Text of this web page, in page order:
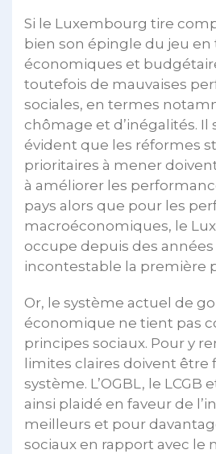
Si le Luxembourg tire
bien son épingle du jeu en
économiques et
toutefois de mauvaises
sociales, en termes
chômage et d’inégalités. Il
évident que les réformes
prioritaires à mener
à améliorer les
pays alors que pour les
macroéconomiques, le
occupe depuis des
incontestable la première
Or, le système actuel de
économique ne tient pas
principes sociaux. Pour y
limites claires doivent être
système. L’OGBL, le LCGB
ainsi plaidé en faveur de
meilleurs et pour
sociaux en rapport avec le